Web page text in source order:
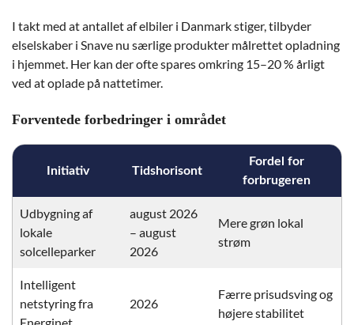
I takt med at antallet af elbiler i Danmark stiger, tilbyder
elselskaber i Snave nu særlige produkter målrettet opladning
i hjemmet. Her kan der ofte spares omkring 15–20 % årligt
ved at oplade på nattetimer.
Forventede forbedringer i området
Initiativ Tidshorisont
Fordel for
forbrugeren
Udbygning af
lokale
solcelleparker
august 2026
– august
2026
Mere grøn lokal
strøm
Intelligent
netstyring fra
2026
Færre prisudsving og
højere stabilitet